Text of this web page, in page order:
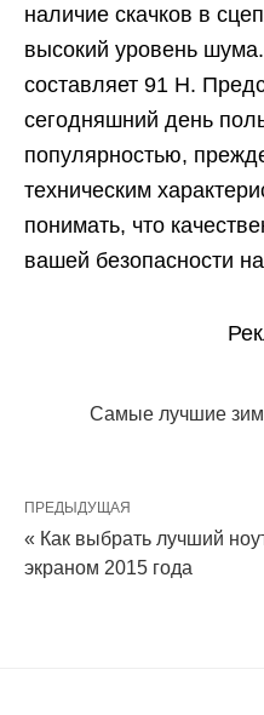
наличие скачков в
высокий уровень
составляет 91 Н.
сегодняшний день
популярностью,
техническим
понимать, что
вашей безопасности
Самые лучшие
ПРЕДЫДУЩАЯ
« Как выбрать лучший
экраном 2015 года